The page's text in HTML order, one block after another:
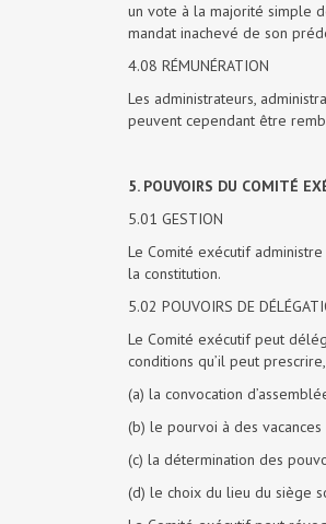
un vote à la majorité simple
mandat inachevé de son
4.08 RÉMUNÉRATION
Les administrateurs,
peuvent cependant être
5. POUVOIRS DU COMITÉ
5.01 GESTION
Le Comité exécutif
la constitution.
5.02 POUVOIRS DE
Le Comité exécutif peut
conditions qu’il peut
(a) la convocation
(b) le pourvoi à des
(c) la détermination des
(d) le choix du lieu du siège